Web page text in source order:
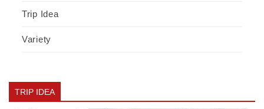
Trip Idea
Variety
TRIP IDEA